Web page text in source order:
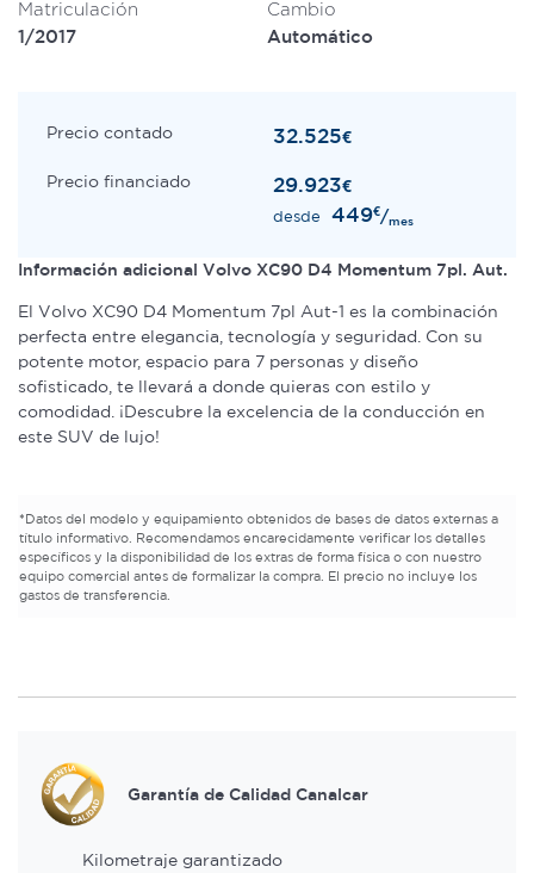
Matriculación
1/2017
Cambio
Automático
Precio contado 32.525€
Precio financiado 29.923€
desde 449€/mes
Información adicional Volvo XC90 D4 Momentum 7pl. Aut.
El Volvo XC90 D4 Momentum 7pl Aut-1 es la combinación
perfecta entre elegancia, tecnología y seguridad. Con su
potente motor, espacio para 7 personas y diseño
sofisticado, te llevará a donde quieras con estilo y
comodidad. ¡Descubre la excelencia de la conducción en
este SUV de lujo!
*Datos del modelo y equipamiento obtenidos de bases de datos externas a
título informativo. Recomendamos encarecidamente verificar los detalles
específicos y la disponibilidad de los extras de forma física o con nuestro
equipo comercial antes de formalizar la compra. El precio no incluye los
gastos de transferencia.
Garantía de Calidad Canalcar
Kilometraje garantizado